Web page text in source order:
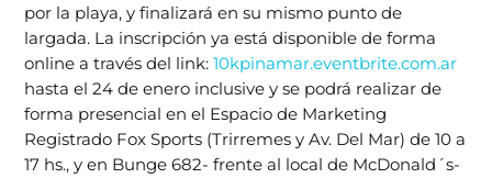
por la playa, y finalizará en su mismo punto de
largada. La inscripción ya está disponible de forma
online a través del link:10kpinamar.eventbrite.com.ar
hasta el 24 de enero inclusive y se podrá realizar de
forma presencial en el Espacio de Marketing
Registrado Fox Sports (Trirremes y Av. Del Mar) de 10 a
17 hs., y en Bunge 682- frente al local de McDonald´s-